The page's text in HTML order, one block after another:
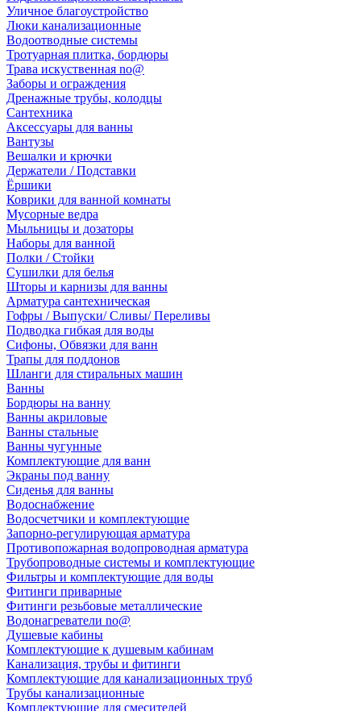
Уличное благоустройство
Люки канализационные
Водоотводные системы
Тротуарная плитка, бордюры
Трава искуственная no@
Заборы и ограждения
Дренажные трубы, колодцы
Сантехника
Аксессуары для ванны
Вантузы
Вешалки и крючки
Держатели / Подставки
Ёршики
Коврики для ванной комнаты
Мусорные ведра
Мыльницы и дозаторы
Наборы для ванной
Полки / Стойки
Сушилки для белья
Шторы и карнизы для ванны
Арматура сантехническая
Гофры / Выпуски/ Сливы/ Переливы
Подводка гибкая для воды
Сифоны, Обвязки для ванн
Трапы для поддонов
Шланги для стиральных машин
Ванны
Бордюры на ванну
Ванны акриловые
Ванны стальные
Ванны чугунные
Комплектующие для ванн
Экраны под ванну
Сиденья для ванны
Водоснабжение
Водосчетчики и комплектующие
Запорно-регулирующая арматура
Противопожарная водопроводная арматура
Трубопроводные системы и комплектующие
Фильтры и комплектующие для воды
Фитинги приварные
Фитинги резьбовые металлические
Водонагреватели no@
Душевые кабины
Комплектующие к душевым кабинам
Канализация, трубы и фитинги
Комплектующие для канализационных труб
Трубы канализационные
Комплектующие для смесителей